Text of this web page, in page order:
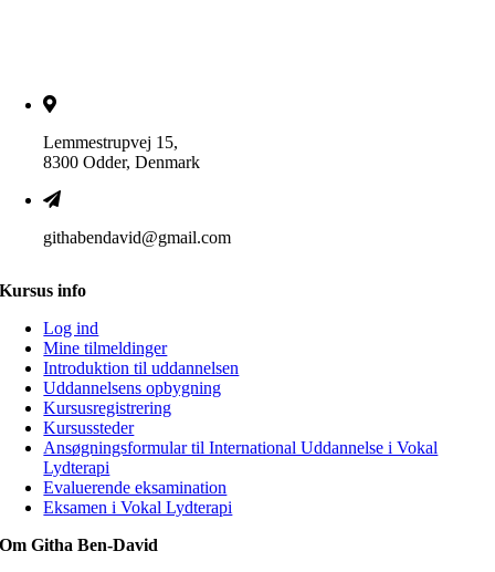
Lemmestrupvej 15,
8300 Odder, Denmark
githabendavid@gmail.com
Kursus info
Log ind
Mine tilmeldinger
Introduktion til uddannelsen
Uddannelsens opbygning
Kursusregistrering
Kursussteder
Ansøgningsformular til International Uddannelse i Vokal
Lydterapi
Evaluerende eksamination
Eksamen i Vokal Lydterapi
Om Githa Ben-David